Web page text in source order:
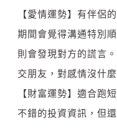
【愛情運勢】有伴侶
期間會覺得溝通特別
則會發現對方的謊言
交朋友，對感情沒什
【財富運勢】適合跑
不錯的投資資訊，但